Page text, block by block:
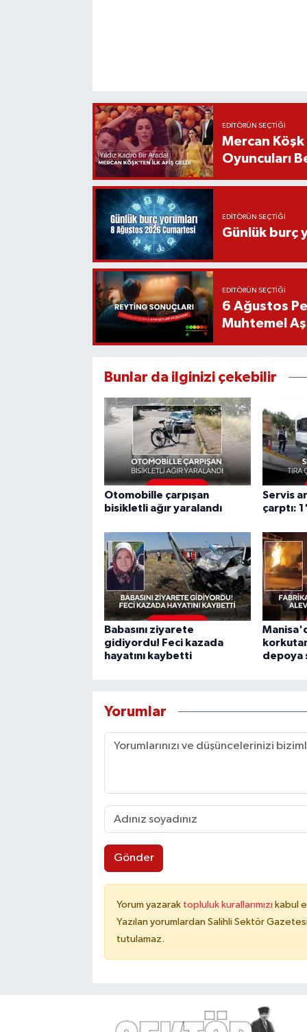
EDITÖRÜN SEÇTIĞI
Mercan Köşk
Oyuncuları
EDITÖRÜN SEÇTIĞI
Günlük burç
EDITÖRÜN SEÇTIĞI
6 Ağustos
Muhtemel
Bunlar da ilginizi çekebilir
Otomobille çarpışan
bisikletli ağır yaralandı
Servis
çarptı:
Babasını ziyarete
gidiyordu! Feci kazada
hayatını kaybetti
depoya
Yorumlar
Gönder
Yorum yazarak topluluk kurallarımızı kabul
Yazılan yorumlardan Salihli Sektör
tutulamaz.